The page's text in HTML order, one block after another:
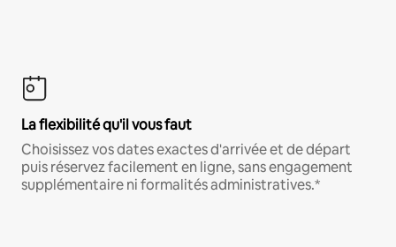
La flexibilité qu'il vous faut
Choisissez vos dates exactes d'arrivée et de départ
puis réservez facilement en ligne, sans engagement
supplémentaire ni formalités administratives.*